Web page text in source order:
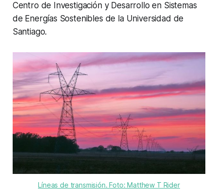
Centro de Investigación y Desarrollo en Sistemas
de Energías Sostenibles de la Universidad de
Santiago.
Líneas de transmisión. Foto: Matthew T Rider